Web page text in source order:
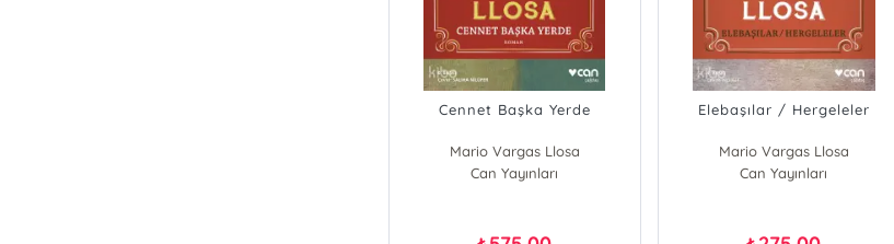
Cennet Başka Yerde
Mario Vargas Llosa
Can Yayınları
Elebaşılar / Hergeleler
Mario Vargas Llosa
Can Yayınları